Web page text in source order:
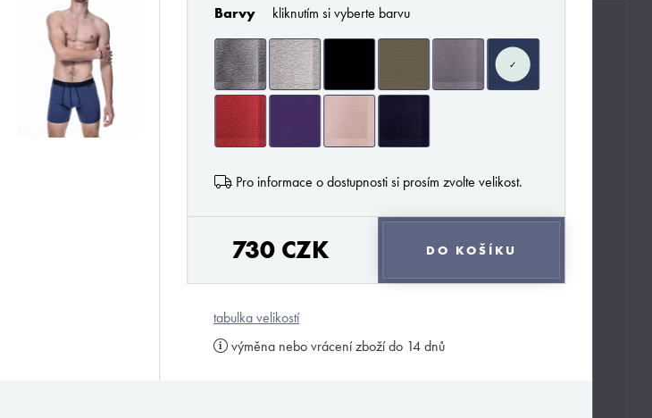
Barvy kliknutím si vyberte barvu
✓
Pro informace o dostupnosti si prosím zvolte velikost.
730 CZK DO KOŠÍKU
tabulka velikostí
výměna nebo vrácení zboží do 14 dnů